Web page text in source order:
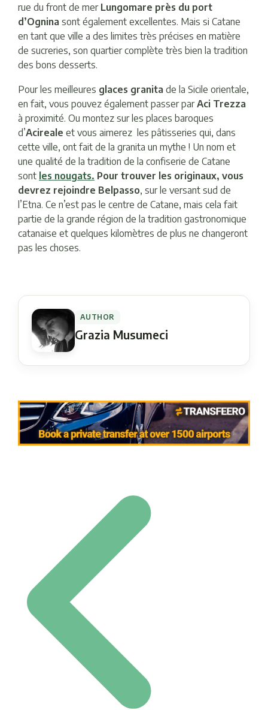
rue du front de mer Lungomare près du port
d’Ognina sont également excellentes. Mais si Catane
en tant que ville a des limites très précises en matière
de sucreries, son quartier complète très bien la tradition
des bons desserts.
Pour les meilleures glaces granita de la Sicile orientale,
en fait, vous pouvez également passer parAci Trezza
à proximité. Ou montez sur les places baroques
d’Acireale et vous aimerez les pâtisseries qui, dans
cette ville, ont fait de la granita un mythe ! Un nom et
une qualité de la tradition de la confiserie de Catane
sont les nougats. Pour trouver les originaux, vous
devrez rejoindre Belpasso, sur le versant sud de
l’Etna. Ce n’est pas le centre de Catane, mais cela fait
partie de la grande région de la tradition gastronomique
catanaise et quelques kilomètres de plus ne changeront
pas les choses.
AUTHOR
Grazia Musumeci